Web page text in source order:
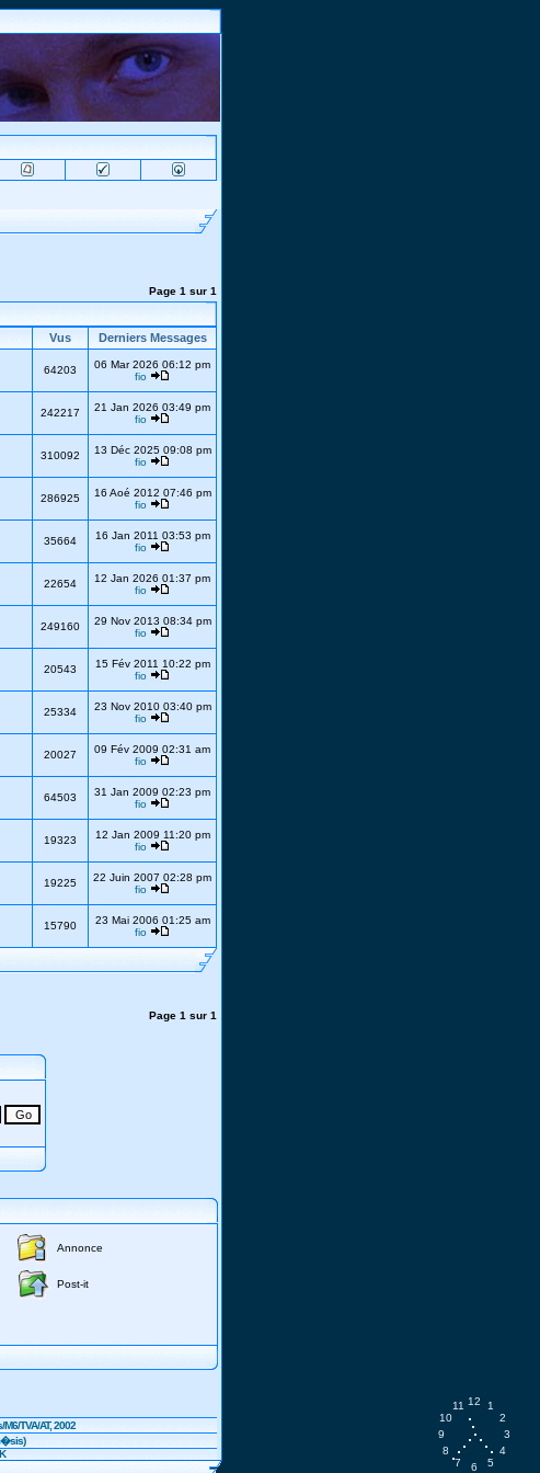
1
2
3
4
5
6
7
8
9
10
11 12
Page 1 sur 1
Vus Derniers Messages
64203
06 Mar 2026 06:12 pm
fio
242217
21 Jan 2026 03:49 pm
fio
310092
13 Déc 2025 09:08 pm
fio
286925
16 Aoé 2012 07:46 pm
fio
35664
16 Jan 2011 03:53 pm
fio
22654
12 Jan 2026 01:37 pm
fio
249160
29 Nov 2013 08:34 pm
fio
20543
15 Fév 2011 10:22 pm
fio
25334
23 Nov 2010 03:40 pm
fio
20027
09 Fév 2009 02:31 am
fio
64503
31 Jan 2009 02:23 pm
fio
19323
12 Jan 2009 11:20 pm
fio
19225
22 Juin 2007 02:28 pm
fio
15790
23 Mai 2006 01:25 am
fio
Page 1 sur 1
Annonce
Post-it
M6/TVA/AT, 2002